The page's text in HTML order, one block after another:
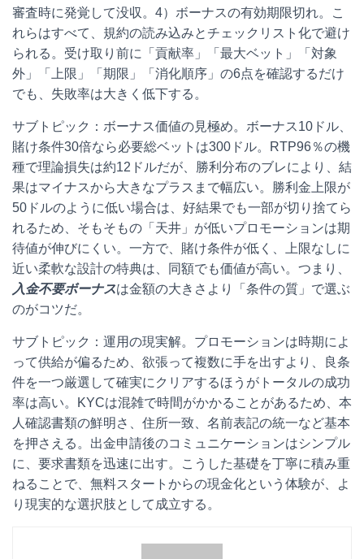
審査時に発覚して没収。4）ボーナスの有効期限切れ。こ
れらはすべて、規約の読み込みとチェックリスト化で避け
られる。受け取り前に「貢献率」「最大ベット」「対象
外」「上限」「期限」「消化順序」の6点を確認するだけ
でも、失敗率は大きく低下する。
サブトピック：ボーナス価値の見極め。ボーナス10ドル、
賭け条件30倍なら必要総ベットは300ドル。RTP96％の機
種で理論損失は約12ドルだが、勝利分布のブレにより、結
果はマイナスから大きなプラスまで幅広い。勝利金上限が
50ドルのように低い場合は、好結果でも一部が切り捨てら
れるため、そもそもの「天井」が低いプロモーションは期
待値が伸びにくい。一方で、賭け条件が低く、上限なしに
近い柔軟な設計の特典は、同額でも価値が高い。つまり、
入金不要ボーナスは金額の大きさより「条件の質」で選ぶ
のがコツだ。
サブトピック：運用の現実解。プロモーションは時期によ
って供給が偏るため、欲張って複数に手を出すより、良条
件を一つ厳選して確実にクリアするほうがトータルの成功
率は高い。KYCは混雑で時間がかかることがあるため、本
人確認書類の鮮明さ、住所一致、名前表記の統一など基本
を押さえる。出金申請後のコミュニケーションはシンプル
に、要求書類を迅速に出す。こうした基礎を丁寧に積み重
ねることで、無料スタートからの現金化という体験が、よ
り現実的な選択肢として成立する。